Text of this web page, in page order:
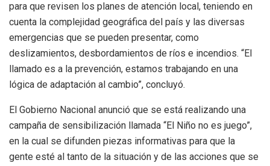
para que revisen los planes de atención local, teniendo en
cuenta la complejidad geográfica del país y las diversas
emergencias que se pueden presentar, como
deslizamientos, desbordamientos de ríos e incendios. “El
llamado es a la prevención, estamos trabajando en una
lógica de adaptación al cambio”, concluyó.
El Gobierno Nacional anunció que se está realizando una
campaña de sensibilización llamada “El Niño no es juego”,
en la cual se difunden piezas informativas para que la
gente esté al tanto de la situación y de las acciones que se